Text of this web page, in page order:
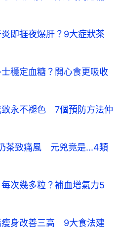
炎即捱夜爆肝？9大症狀茶
士穩定血糖？開心食更吸收
致永不褪色 7個預防方法仲
茶致痛風 元兇竟是...4類
每次幾多粒？補血增氣力5
瘦身改善三高 9大食法建